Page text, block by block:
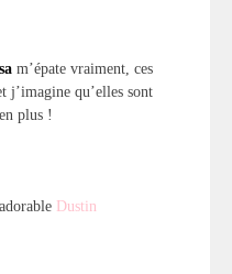
m’épate vraiment, ces
j’imagine qu’elles sont
plus !
Dustin